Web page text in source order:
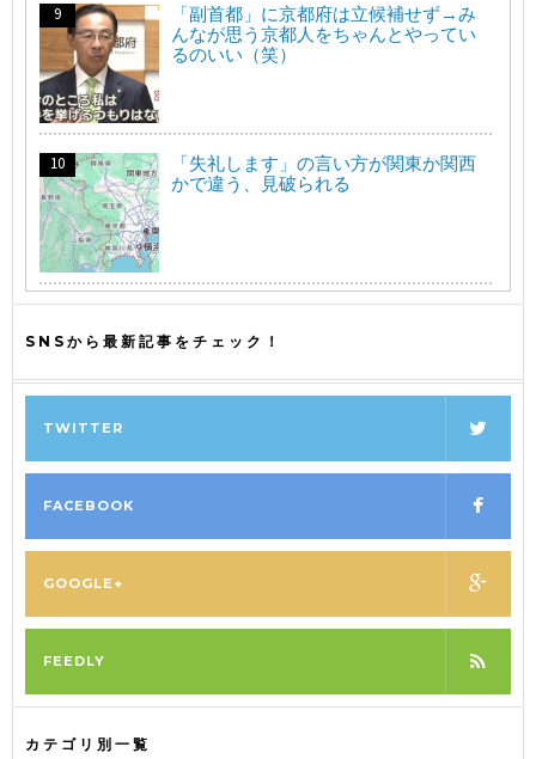
「副首都」に京都府は立候補せず→み
んなが思う京都人をちゃんとやってい
るのいい（笑）
「失礼します」の言い方が関東か関西
かで違う、見破られる
SNSから最新記事をチェック！
TWITTER
FACEBOOK
GOOGLE+
FEEDLY
カテゴリ別一覧